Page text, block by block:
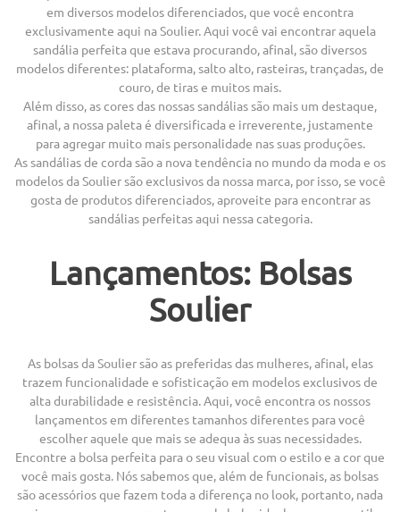
em diversos modelos diferenciados, que você encontra
exclusivamente aqui na Soulier. Aqui você vai encontrar aquela
sandália perfeita que estava procurando, afinal, são diversos
modelos diferentes: plataforma, salto alto, rasteiras, trançadas, de
couro, de tiras e muitos mais.
Além disso, as cores das nossas sandálias são mais um destaque,
afinal, a nossa paleta é diversificada e irreverente, justamente
para agregar muito mais personalidade nas suas produções.
As sandálias de corda são a nova tendência no mundo da moda e os
modelos da Soulier são exclusivos da nossa marca, por isso, se você
gosta de produtos diferenciados, aproveite para encontrar as
sandálias perfeitas aqui nessa categoria.
Lançamentos: Bolsas
Soulier
As bolsas da Soulier são as preferidas das mulheres, afinal, elas
trazem funcionalidade e sofisticação em modelos exclusivos de
alta durabilidade e resistência. Aqui, você encontra os nossos
lançamentos em diferentes tamanhos diferentes para você
escolher aquele que mais se adequa às suas necessidades.
Encontre a bolsa perfeita para o seu visual com o estilo e a cor que
você mais gosta. Nós sabemos que, além de funcionais, as bolsas
são acessórios que fazem toda a diferença no look, portanto, nada